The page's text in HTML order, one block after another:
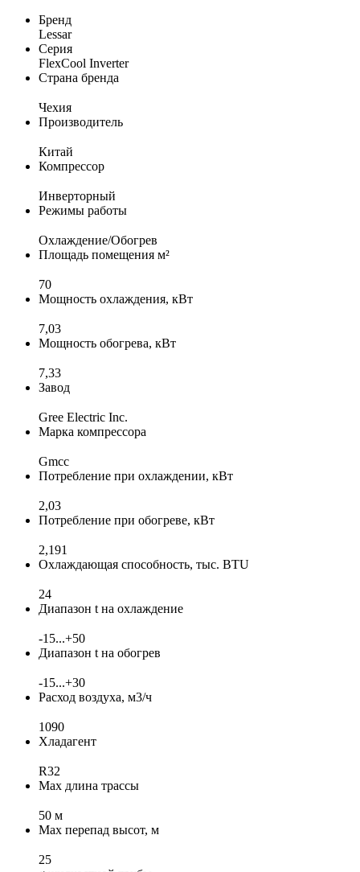
Бренд
Lessar
Серия
FlexCool Inverter
Страна бренда
Чеxия
Производитель
Китай
Компрессор
Инверторный
Режимы работы
Охлаждение/Обогрев
Площадь помещения м²
70
Мощность охлаждения, кВт
7,03
Мощность обогрева, кВт
7,33
Завод
Gree Electric Inc.
Марка компрессора
Gmcc
Потребление при охлаждении, кВт
2,03
Потребление при обогреве, кВт
2,191
Охлаждающая способность, тыс. BTU
24
Диапазон t на охлаждение
-15...+50
Диапазон t на обогрев
-15...+30
Расход воздуха, м3/ч
1090
Хладагент
R32
Max длина трассы
50 м
Max перепад высот, м
25